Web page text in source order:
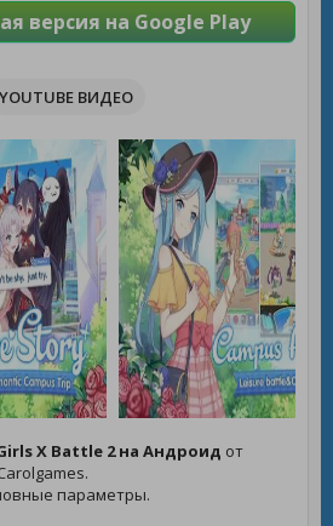
версия на Google Play
YOUTUBE ВИДЕО
X Battle 2 на Андроид от
параметры.